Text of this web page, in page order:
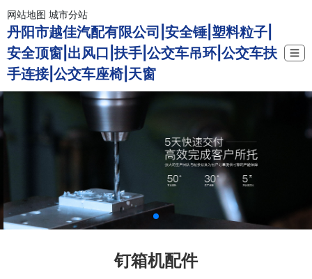
网站地图 城市分站
丹阳市越佳汽配有限公司|安全锤|塑料粒子|
安全顶窗|出风口|扶手|公交车吊环|公交车扶
手连接|公交车座椅|天窗
☰
钉箱机配件